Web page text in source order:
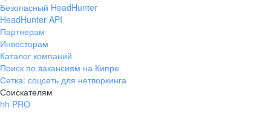
Безопасный HeadHunter
HeadHunter API
Партнерам
Инвесторам
Каталог компаний
Поиск по вакансиям на Кипре
Сетка: соцсеть для нетворкинга
Соискателям
hh PRO